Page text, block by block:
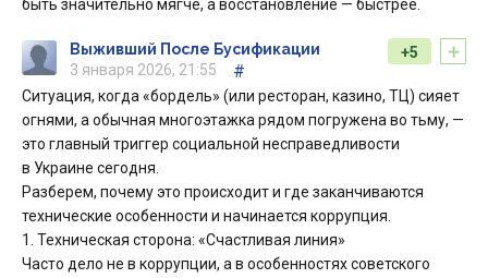
быть значительно мягче, а восстановление — быстрее.
+
+5
Выживший После Бусификации
3 января 2026, 21:55
#
Ситуация, когда «бордель» (или ресторан, казино, ТЦ) сияет
огнями, а обычная многоэтажка рядом погружена во тьму, —
это главный триггер социальной несправедливости
в Украине сегодня.
Разберем, почему это происходит и где заканчиваются
технические особенности и начинается коррупция.
1. Техническая сторона: «Счастливая линия»
Часто дело не в коррупции, а в особенностях советского